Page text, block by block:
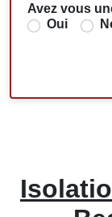
Avez vous
Oui